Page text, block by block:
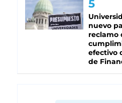
nuevo
reclamo
efectivo
de